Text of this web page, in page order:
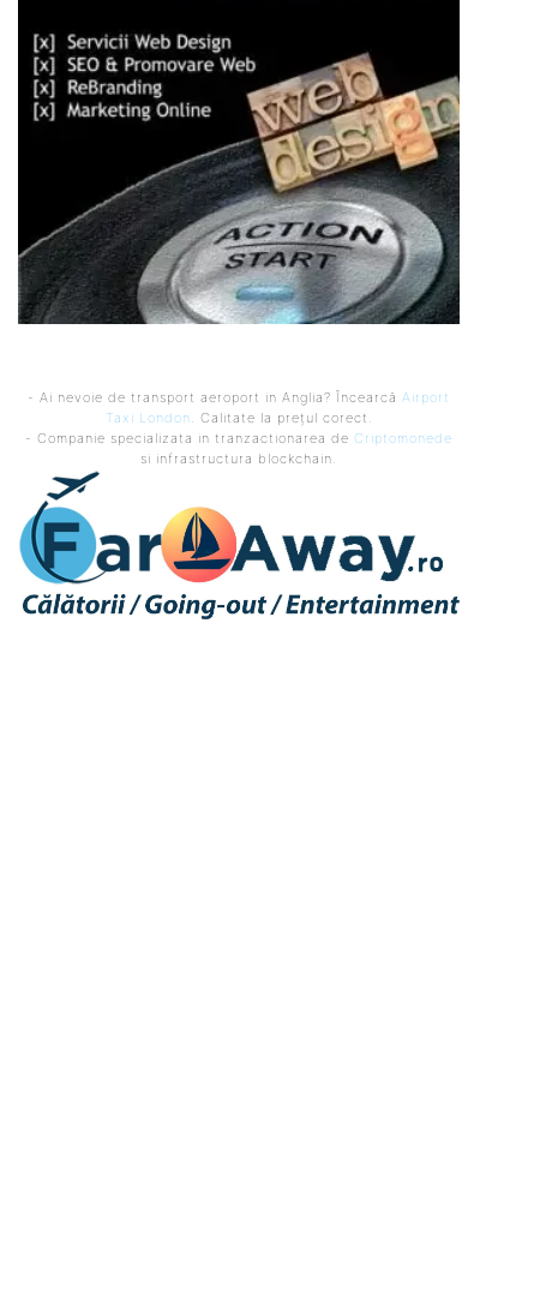
- Ai nevoie de transport aeroport in Anglia? Încearcă Airport
Taxi London. Calitate la prețul corect.
- Companie specializata in tranzactionarea de Criptomonede
si infrastructura blockchain.